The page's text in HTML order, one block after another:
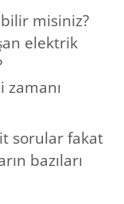
misiniz?
elektrik
zamanı
sorular fakat
bazıları